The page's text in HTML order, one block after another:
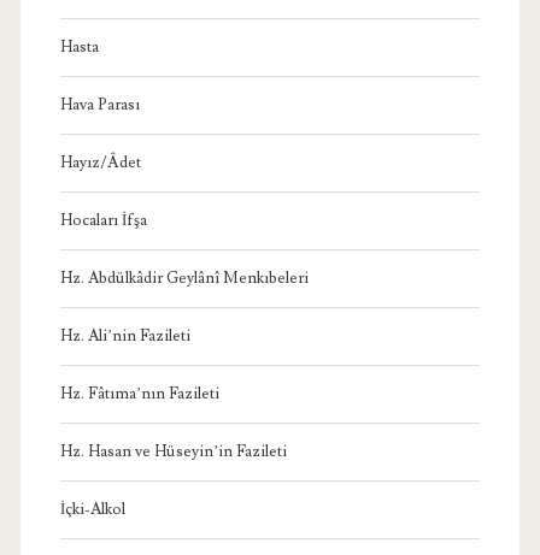
Hasta
Hava Parası
Hayız/Âdet
Hocaları İfşa
Hz. Abdülkâdir Geylânî Menkıbeleri
Hz. Ali’nin Fazileti
Hz. Fâtıma’nın Fazileti
Hz. Hasan ve Hüseyin’in Fazileti
İçki-Alkol